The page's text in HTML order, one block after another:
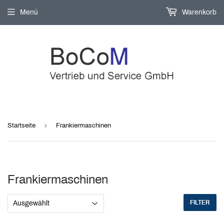
Menü Warenkorb
Startseite › Frankiermaschinen
Frankiermaschinen
FILTER